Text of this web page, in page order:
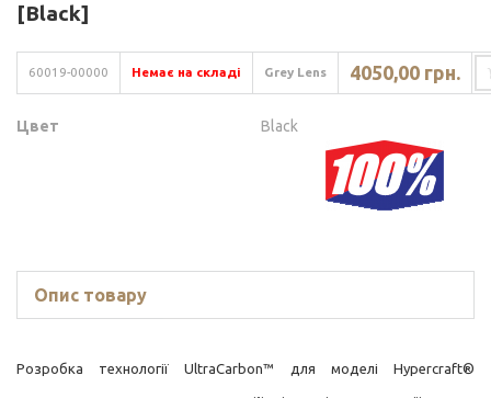
[Black]
60019-00000 Немає на складі Grey Lens 4050,00 грн.
Цвет Black
Опис товару
Розробка технології UltraCarbon™ для моделі Hypercraft®